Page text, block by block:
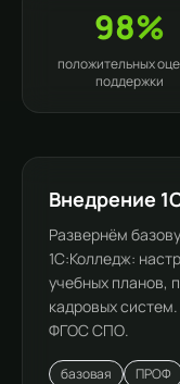
98%
положительных
поддержки
Внедрение
Развернём
1С:Колледж:
учебных планов,
кадровых
ФГОС СПО.
базовая ПРОФ